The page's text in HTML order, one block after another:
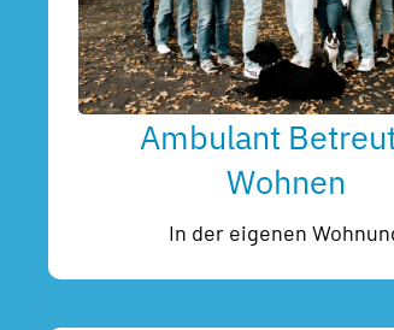
Ambulant
Wohnen
In der eigenen